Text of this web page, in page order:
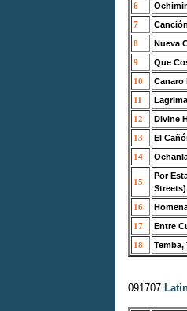
6
7
8
Nueva
9
Que
10
Canaro
11
12
Divine
13
El
14
15
Por
Streets)
16
17
Entre
18
Temba,
091707